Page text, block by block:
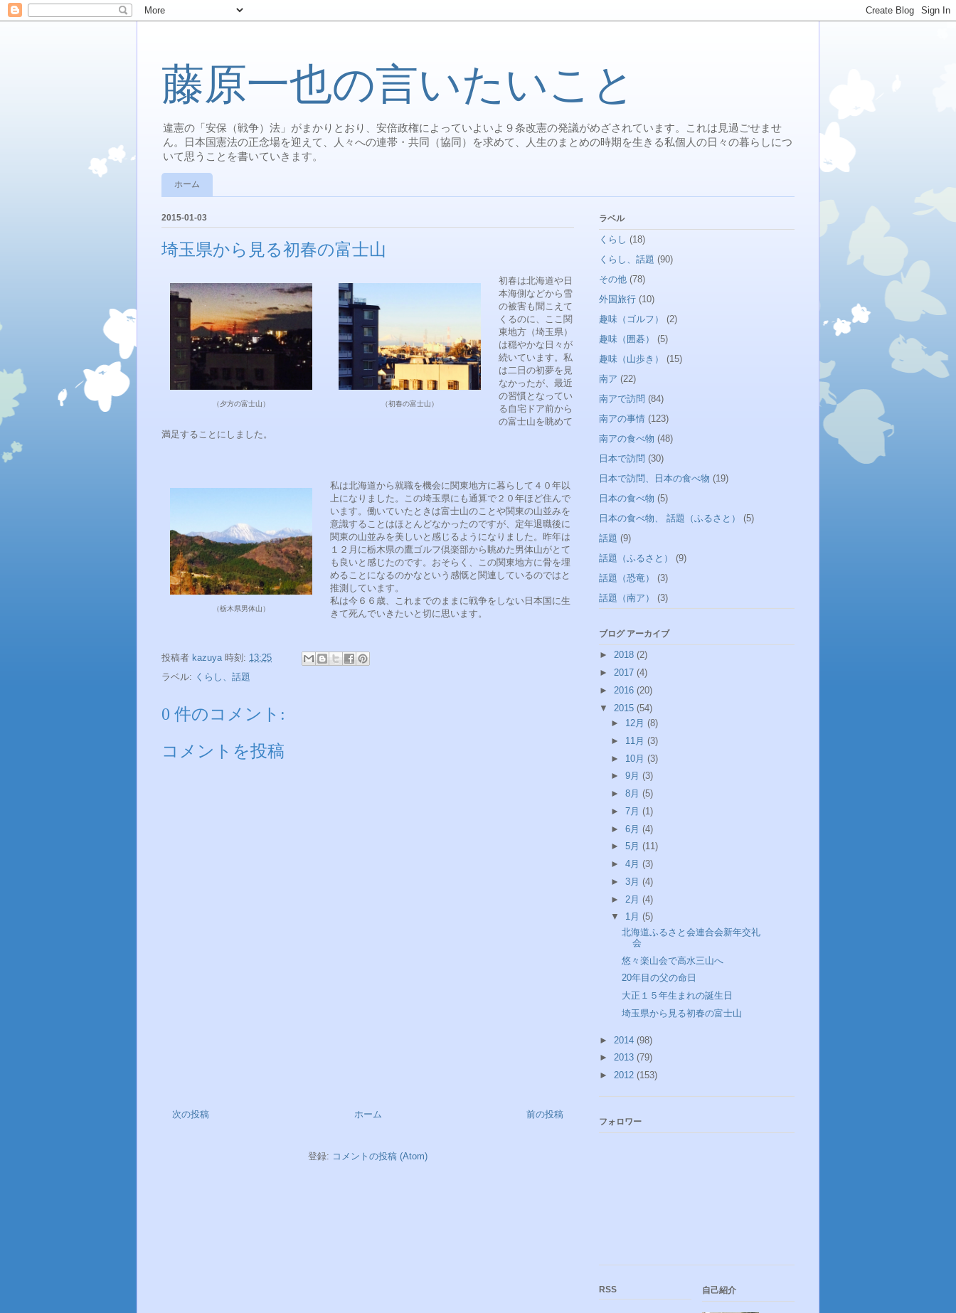
藤原一也の言いたいこと
違憲の「安保（戦争）法」がまかりとおり、安倍政権によっていよいよ９条改憲の発議がめざされています。これは見過ごせませ
ん。日本国憲法の正念場を迎えて、人々への連帯・共同（協同）を求めて、人生のまとめの時期を生きる私個人の日々の暮らしにつ
いて思うことを書いていきます。
ホーム
2015-01-03
埼玉県から見る初春の富士山
（夕方の富士山） （初春の富士山）
初春は北海道や日
本海側などから雪
の被害も聞こえて
くるのに、ここ関
東地方（埼玉県）
は穏やかな日々が
続いています。私
は二日の初夢を見
なかったが、最近
の習慣となってい
る自宅ドア前から
の富士山を眺めて
満足することにしました。
（栃木県男体山）
私は北海道から就職を機会に関東地方に暮らして４０年以
上になりました。この埼玉県にも通算で２０年ほど住んで
います。働いていたときは富士山のことや関東の山並みを
意識することはほとんどなかったのですが、定年退職後に
関東の山並みを美しいと感じるようになりました。昨年は
１２月に栃木県の鷹ゴルフ倶楽部から眺めた男体山がとて
も良いと感じたのです。おそらく、この関東地方に骨を埋
めることになるのかなという感慨と関連しているのではと
推測しています。
私は今６６歳、これまでのままに戦争をしない日本国に生
きて死んでいきたいと切に思います。
投稿者 kazuya 時刻: 13:25
ラベル: くらし、話題
0 件のコメント:
コメントを投稿
次の投稿 前の投稿
ホーム
登録: コメントの投稿 (Atom)
ラベル
くらし (18)
くらし、話題 (90)
その他 (78)
外国旅行 (10)
趣味（ゴルフ）
(2)
趣味（囲碁）
(5)
趣味（山歩き）
(15)
南ア (22)
南アで訪問 (84)
南アの事情 (123)
南アの食べ物 (48)
日本で訪問 (30)
日本で訪問、日本の食べ物 (19)
日本の食べ物 (5)
日本の食べ物、 話題（ふるさと）
(5)
話題 (9)
話題（ふるさと）
(9)
話題（恐竜）
(3)
話題（南ア）
(3)
ブログ アーカイブ
► 2018 (2)
► 2017 (4)
► 2016 (20)
▼ 2015 (54)
► 12月 (8)
► 11月 (3)
► 10月 (3)
► 9月 (3)
► 8月 (5)
► 7月 (1)
► 6月 (4)
► 5月 (11)
► 4月 (3)
► 3月 (4)
► 2月 (4)
▼ 1月 (5)
北海道ふるさと会連合会新年交礼
会
悠々楽山会で高水三山へ
20年目の父の命日
大正１５年生まれの誕生日
埼玉県から見る初春の富士山
► 2014 (98)
► 2013 (79)
► 2012 (153)
フォロワー
RSS 自己紹介